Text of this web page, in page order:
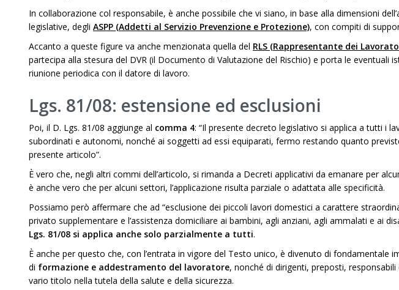
In collaborazione col responsabile, è anche possibile che vi siano, in base alla dimensioni
legislative, degli ASPP (Addetti al Servizio Prevenzione e Protezione), con compiti di
Accanto a queste figure va anche menzionata quella del RLS (Rappresentante dei
partecipa alla stesura del DVR (il Documento di Valutazione del Rischio) e porta le eventuali
riunione periodica con il datore di lavoro.
Lgs. 81/08: estensione ed esclusioni
Poi, il D. Lgs. 81/08 aggiunge al comma 4: “Il presente decreto legislativo si applica a tutti i
subordinati e autonomi, nonché ai soggetti ad essi equiparati, fermo restando quanto
presente articolo”.
È vero che, negli altri commi dell’articolo, si rimanda a Decreti applicativi da emanare per
è anche vero che per alcuni settori, l’applicazione risulta parziale o adattata alle specificità.
Possiamo però affermare che ad “esclusione dei piccoli lavori domestici a carattere
privato supplementare e l’assistenza domiciliare ai bambini, agli anziani, agli ammalati e ai
Lgs. 81/08 si applica anche solo parzialmente a tutti.
È anche per questo che, con l’entrata in vigore del Testo unico, è divenuto di fondamentale
di formazione e addestramento del lavoratore, nonché di dirigenti, preposti,
vario titolo nella tutela della salute e della sicurezza.